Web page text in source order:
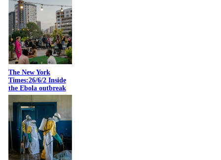
The New York
Times:26/6/2 Inside
the Ebola outbreak